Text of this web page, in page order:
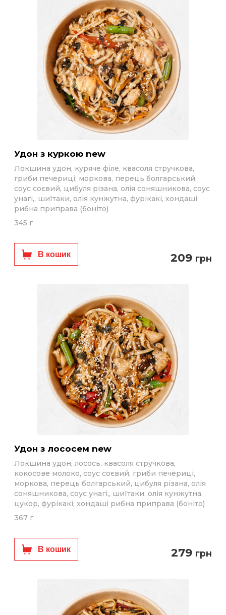
Удон з куркою new
Локшина удон, куряче філе, квасоля стручкова,
гриби печериці, моркова, перець болгарський,
соус соєвий, цибуля різана, олія соняшникова, соус
унагі,, шиїтаки, олія кунжутна, фурікакі, хондаші
рибна приправа (боніто)
345 г
В кошик 209 грн
Удон з лососем new
Локшина удон, лосось, квасоля стручкова,
кокосове молоко, соус соєвий, гриби печериці,
моркова, перець болгарський, цибуля різана, олія
соняшникова, соус унагі,, шиїтаки, олія кунжутна,
цукор, фурікакі, хондаші рибна приправа (боніто)
367 г
В кошик 279 грн